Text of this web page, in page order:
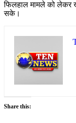
फिलहाल मामले को लेकर
सके।
Share this: